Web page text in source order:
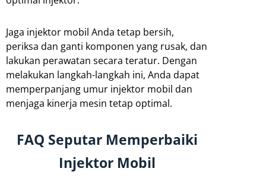
Jaga injektor mobil Anda tetap bersih,
periksa dan ganti komponen yang rusak, dan
lakukan perawatan secara teratur. Dengan
melakukan langkah-langkah ini, Anda dapat
memperpanjang umur injektor mobil dan
menjaga kinerja mesin tetap optimal.
FAQ Seputar Memperbaiki
Injektor Mobil